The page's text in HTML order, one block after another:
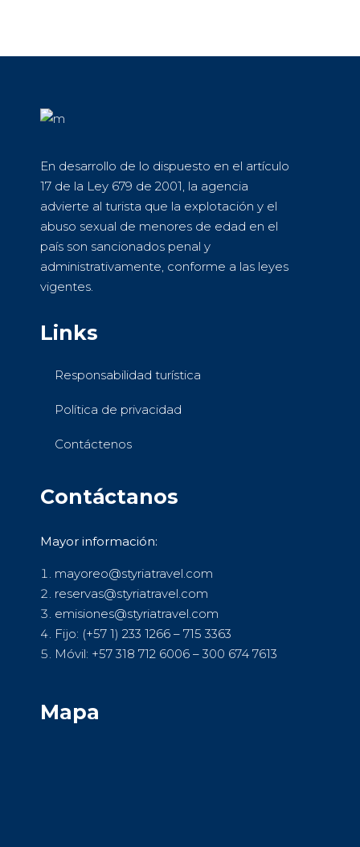
En desarrollo de lo dispuesto en el artículo
17 de la Ley 679 de 2001, la agencia
advierte al turista que la explotación y el
abuso sexual de menores de edad en el
país son sancionados penal y
administrativamente, conforme a las leyes
vigentes.
Links
Responsabilidad turística
Política de privacidad
Contáctenos
Contáctanos
Mayor información:
mayoreo@styriatravel.com
reservas@styriatravel.com
emisiones@styriatravel.com
Fijo: (+57 1) 233 1266 – 715 3363
Móvil: +57 318 712 6006 – 300 674 7613
Mapa